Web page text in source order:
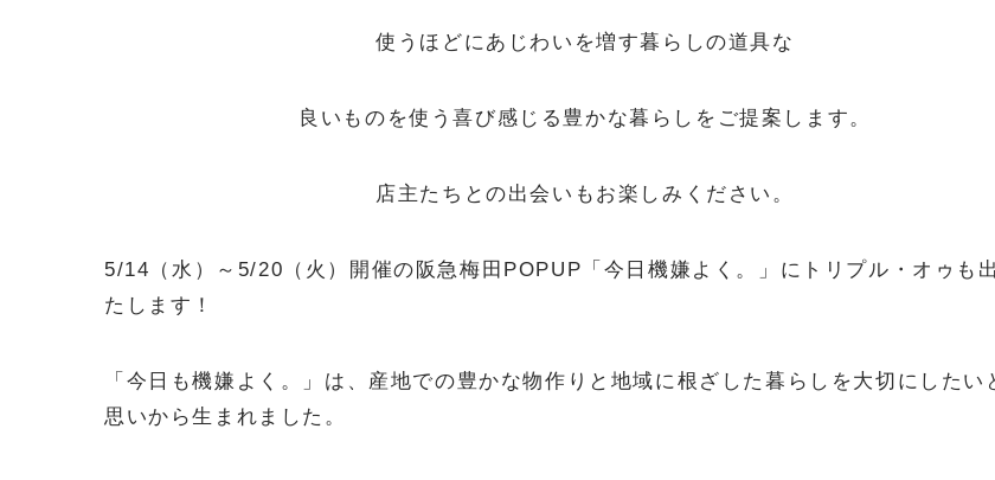
使うほどにあじわいを増す暮らしの道具な
良いものを使う喜び感じる豊かな暮らしをご提案します。
店主たちとの出会いもお楽しみください。
5/14（水）～5/20（火）開催の阪急梅田POPUP「今日機嫌よく。」にトリプル・オゥも
たします！
「今日も機嫌よく。」は、産地での豊かな物作りと地域に根ざした暮らしを大切にしたい
思いから生まれました。